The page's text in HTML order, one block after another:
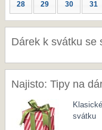
28 29 30 31
Dárek k svátku se
Najisto: Tipy na
svátku